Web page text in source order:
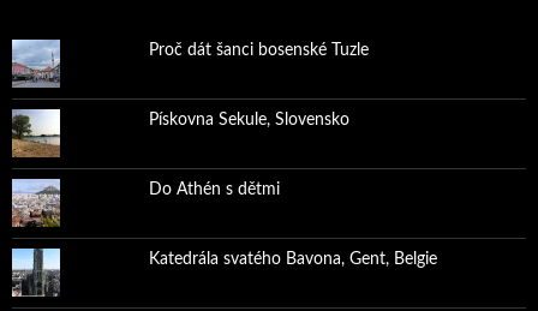
Proč dát šanci bosenské Tuzle
Pískovna Sekule, Slovensko
Do Athén s dětmi
Katedrála svatého Bavona, Gent, Belgie